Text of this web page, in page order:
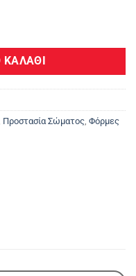
Προστασία Σώματος, Φόρμες